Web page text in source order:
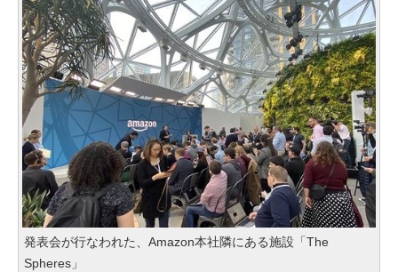
発表会が行なわれた、Amazon本社隣にある施設「The
Spheres」